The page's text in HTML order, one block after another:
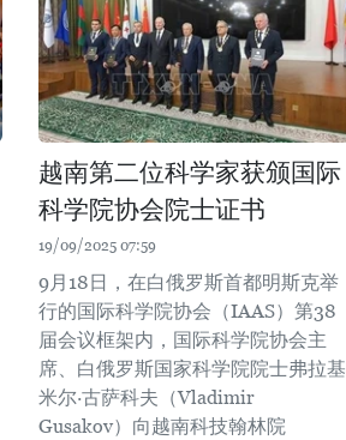
越南第二位科学家获颁国际
科学院协会院士证书
19/09/2025 07:59
9月18日，在白俄罗斯首都明斯克举
行的国际科学院协会（IAAS）第38
届会议框架内，国际科学院协会主
席、白俄罗斯国家科学院院士弗拉基
米尔·古萨科夫（Vladimir
Gusakov）向越南科技翰林院